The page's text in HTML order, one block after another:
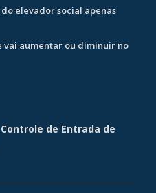
elevador social apenas
vai aumentar ou diminuir no
de Entrada de